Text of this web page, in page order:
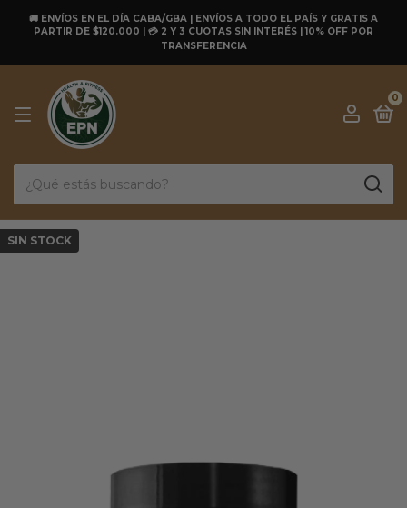
🚚 ENVÍOS EN EL DÍA CABA/GBA | ENVÍOS A TODO EL PAÍS Y GRATIS A
PARTIR DE $120.000 | 💳 2 Y 3 CUOTAS SIN INTERÉS | 10% OFF POR
TRANSFERENCIA
0
SIN STOCK